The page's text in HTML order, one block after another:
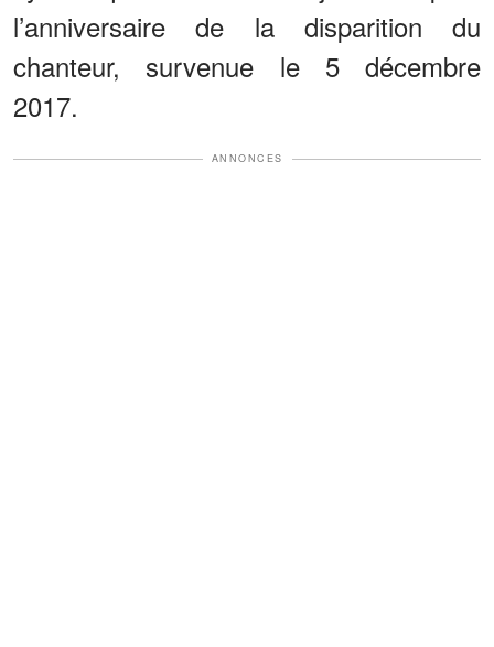
l’anniversaire de la disparition du
chanteur, survenue le 5 décembre
2017.
ANNONCES